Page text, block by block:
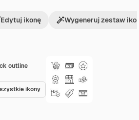
outline
ikony
Edytuj ikonę Wygeneruj zestaw